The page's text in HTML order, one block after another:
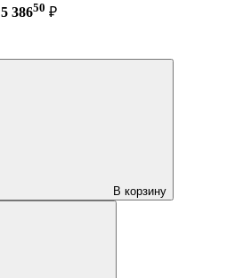
5 38650 ₽
В корзину